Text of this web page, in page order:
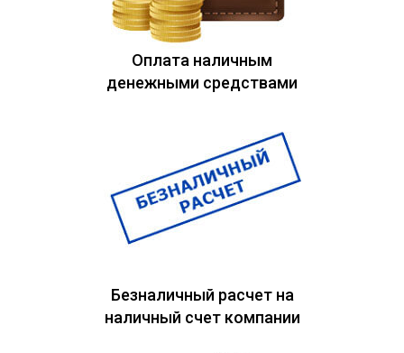
Оплата наличным
денежными средствами
Безналичный расчет на
наличный счет компании